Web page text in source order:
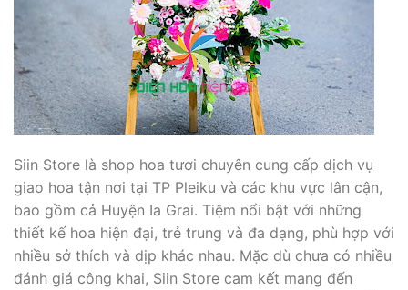
Siin Store là shop hoa tươi chuyên cung cấp dịch vụ
giao hoa tận nơi tại TP Pleiku và các khu vực lân cận,
bao gồm cả Huyện Ia Grai. Tiệm nổi bật với những
thiết kế hoa hiện đại, trẻ trung và đa dạng, phù hợp với
nhiều sở thích và dịp khác nhau. Mặc dù chưa có nhiều
đánh giá công khai, Siin Store cam kết mang đến